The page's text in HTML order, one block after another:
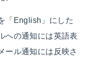
「English」にした
への通知には英語表
ール通知には反映さ